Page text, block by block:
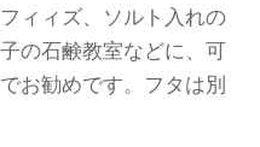
ィィズ、ソルト入れの
の石鹸教室などに、可
お勧めです。フタは別